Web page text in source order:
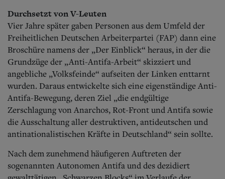
Durchsetzt von V-Leuten
Vier Jahre später gaben Personen aus dem Umfeld der
Freiheitlichen Deutschen Arbeiterpartei (FAP) dann eine
Broschüre namens der „Der Einblick“ heraus, in der die
Grundzüge der „Anti-Antifa-Arbeit“ skizziert und
angebliche „Volksfeinde“ aufseiten der Linken enttarnt
wurden. Daraus entwickelte sich eine eigenständige Anti-
Antifa-Bewegung, deren Ziel „die endgültige
Zerschlagung von Anarchos, Rot-Front und Antifa sowie
die Ausschaltung aller destruktiven, antideutschen und
antinationalistischen Kräfte in Deutschland“ sein sollte.
Nach dem zunehmend häufigeren Auftreten der
sogenannten Autonomen Antifa und des dezidiert